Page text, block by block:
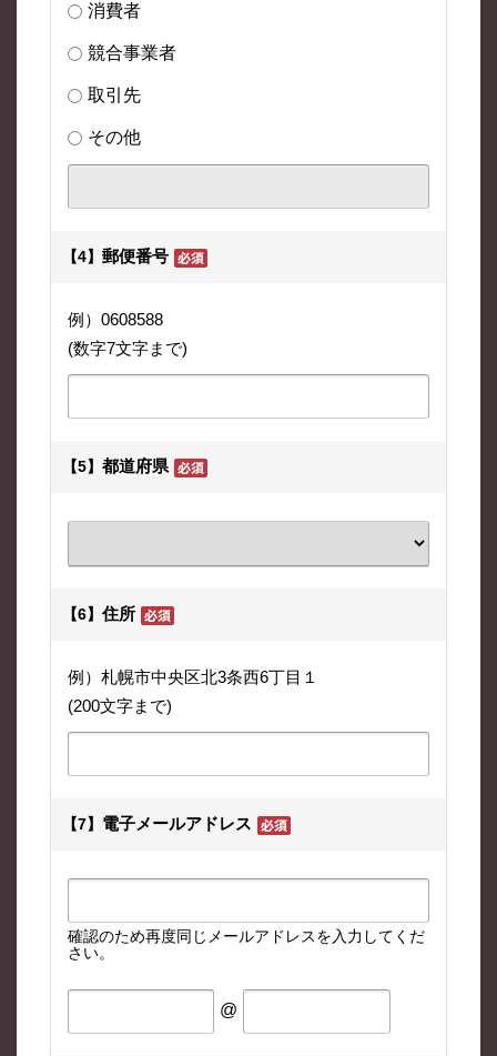
消費者
競合事業者
取引先
その他
【4】 郵便番号
例）0608588
(数字7文字まで)
【5】 都道府県
【6】 住所
例）札幌市中央区北3条西6丁目１
(200文字まで)
【7】 電子メールアドレス
確認のため再度同じメールアドレスを入力してくだ
さい。
@